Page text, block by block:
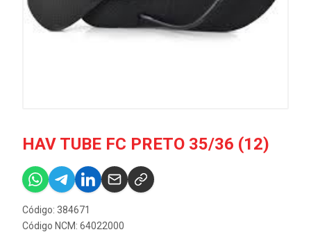
HAV TUBE FC PRETO 35/36 (12)
Código: 384671
Código NCM: 64022000